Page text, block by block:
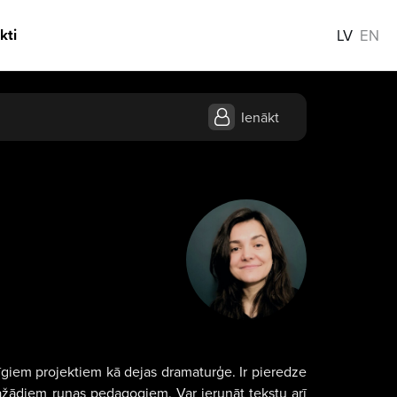
LV EN
Ienākt
projektiem kā dejas dramaturģe. Ir pieredze
runas pedagogiem. Var ierunāt tekstu arī